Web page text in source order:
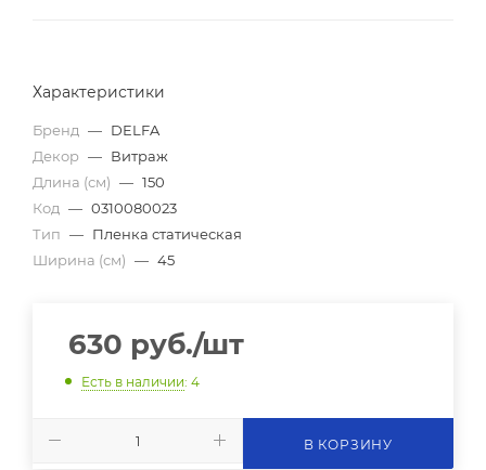
Характеристики
Бренд — DELFA
Декор — Витраж
Длина (см) — 150
Код — 0310080023
Тип — Пленка статическая
Ширина (см) — 45
630 руб./шт
Есть в наличии: 4
В КОРЗИНУ